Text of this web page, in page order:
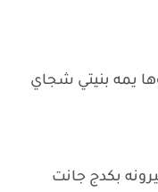
يمه بنيتي شجاي
بكدج جانت